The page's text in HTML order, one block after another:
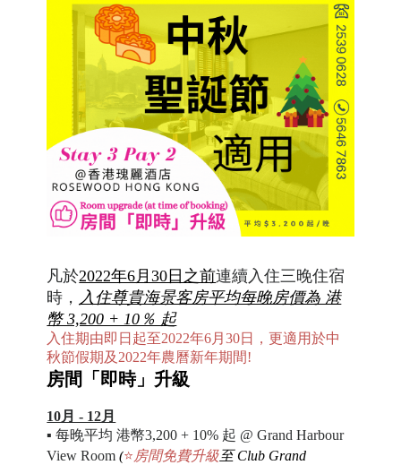
凡於2022年6月30日之前連續入住三晚住宿
時， 入住尊貴海景客房平均每晚房價為 港
幣 3,200 + 10％ 起
入住期由即日起至2022年6月30日，更適用於中
秋節假期 及2022年農曆新年期間!
房間「即時」 升級
10月 - 12月
▪每晚平均 港幣3,200 + 10% 起 @ Grand Harbour
View Room(⭐房間免費升級至 Club Grand